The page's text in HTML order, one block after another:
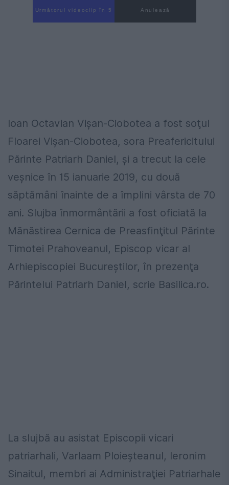
Următorul videoclip în 4 Anulează
Ioan Octavian Vişan-Ciobotea a fost soţul
Floarei Vişan-Ciobotea, sora Preafericitului
Părinte Patriarh Daniel, și a trecut la cele
veşnice în 15 ianuarie 2019, cu două
săptămâni înainte de a împlini vârsta de 70
ani. Slujba înmormântării a fost oficiată la
Mănăstirea Cernica de Preasfinţitul Părinte
Timotei Prahoveanul, Episcop vicar al
Arhiepiscopiei Bucureştilor, în prezenţa
Părintelui Patriarh Daniel, scrie Basilica.ro.
La slujbă au asistat Episcopii vicari
patriarhali, Varlaam Ploieşteanul, Ieronim
Sinaitul, membri ai Administraţiei Patriarhale